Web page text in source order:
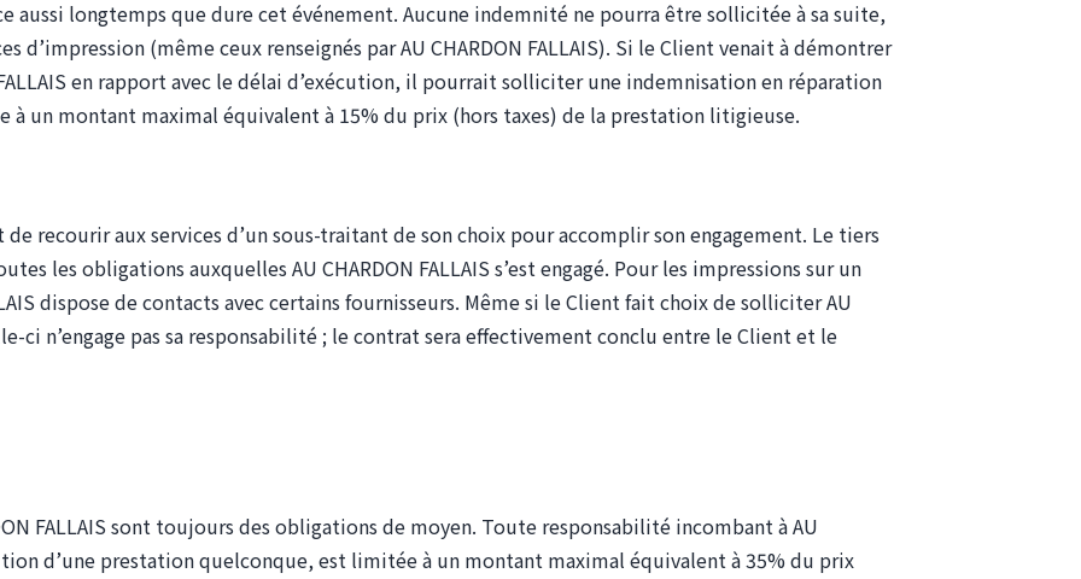
aussi longtemps que dure cet événement. Aucune indemnité ne pourra être sollicitée à sa suite,
d’impression (même ceux renseignés par AU CHARDON FALLAIS). Si le Client venait à démontrer
en rapport avec le délai d’exécution, il pourrait solliciter une indemnisation en réparation
un montant maximal équivalent à 15% du prix (hors taxes) de la prestation litigieuse.
de recourir aux services d’un sous-traitant de son choix pour accomplir son engagement. Le tiers
les obligations auxquelles AU CHARDON FALLAIS s’est engagé. Pour les impressions sur un
dispose de contacts avec certains fournisseurs. Même si le Client fait choix de solliciterAU
ci n’engage pas sa responsabilité ; le contrat sera effectivement conclu entre le Client et le
FALLAIS sont toujours des obligations de moyen. Toute responsabilité incombant à AU
d’une prestation quelconque, est limitée à un montant maximal équivalent à 35% du prix